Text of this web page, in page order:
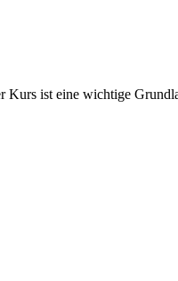
Kurs ist eine wichtige